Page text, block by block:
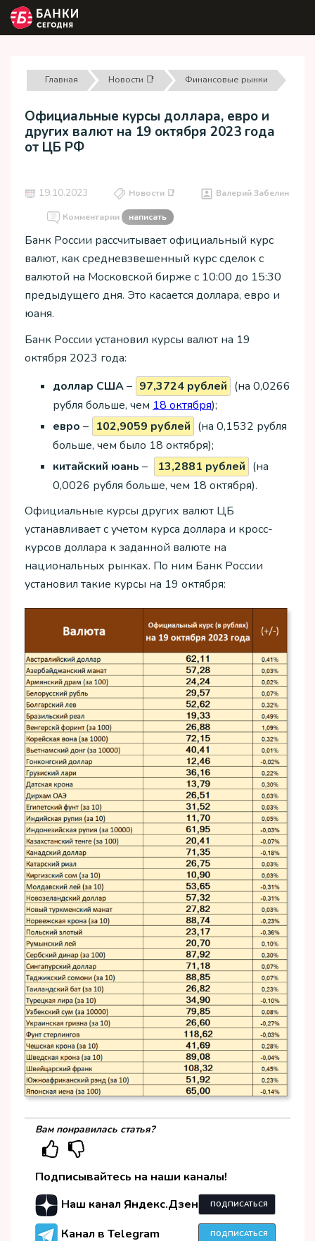
Главная Новости 📑 Финансовые рынки
Официальные курсы доллара, евро и
других валют на 19 октября 2023 года
от ЦБ РФ
19.10.2023 Новости 📑 Валерий Забелин
Комментарии написать
Банк России рассчитывает официальный курс
валют, как средневзвешенный курс сделок с
валютой на Московской бирже с 10:00 до 15:30
предыдущего дня. Это касается доллара, евро и
юаня.
Банк России установил курсы валют на 19
октября 2023 года:
доллар США– 97,3724 рублей (на 0,0266
рубля больше, чем 18 октября);
евро – 102,9059 рублей (на 0,1532 рубля
больше, чем было 18 октября);
китайский юань – 13,2881 рублей (на
0,0026 рубля больше, чем 18 октября).
Официальные курсы других валют ЦБ
устанавливает с учетом курса доллара и кросс-
курсов доллара к заданной валюте на
национальных рынках. По ним Банк России
установил такие курсы на 19 октября:
Вам понравилась статья?
Подписывайтесь на наши каналы!
Наш канал Яндекс.Дзен
ПОДПИСАТЬСЯ
Канал в Telegram ПОДПИСАТЬСЯ